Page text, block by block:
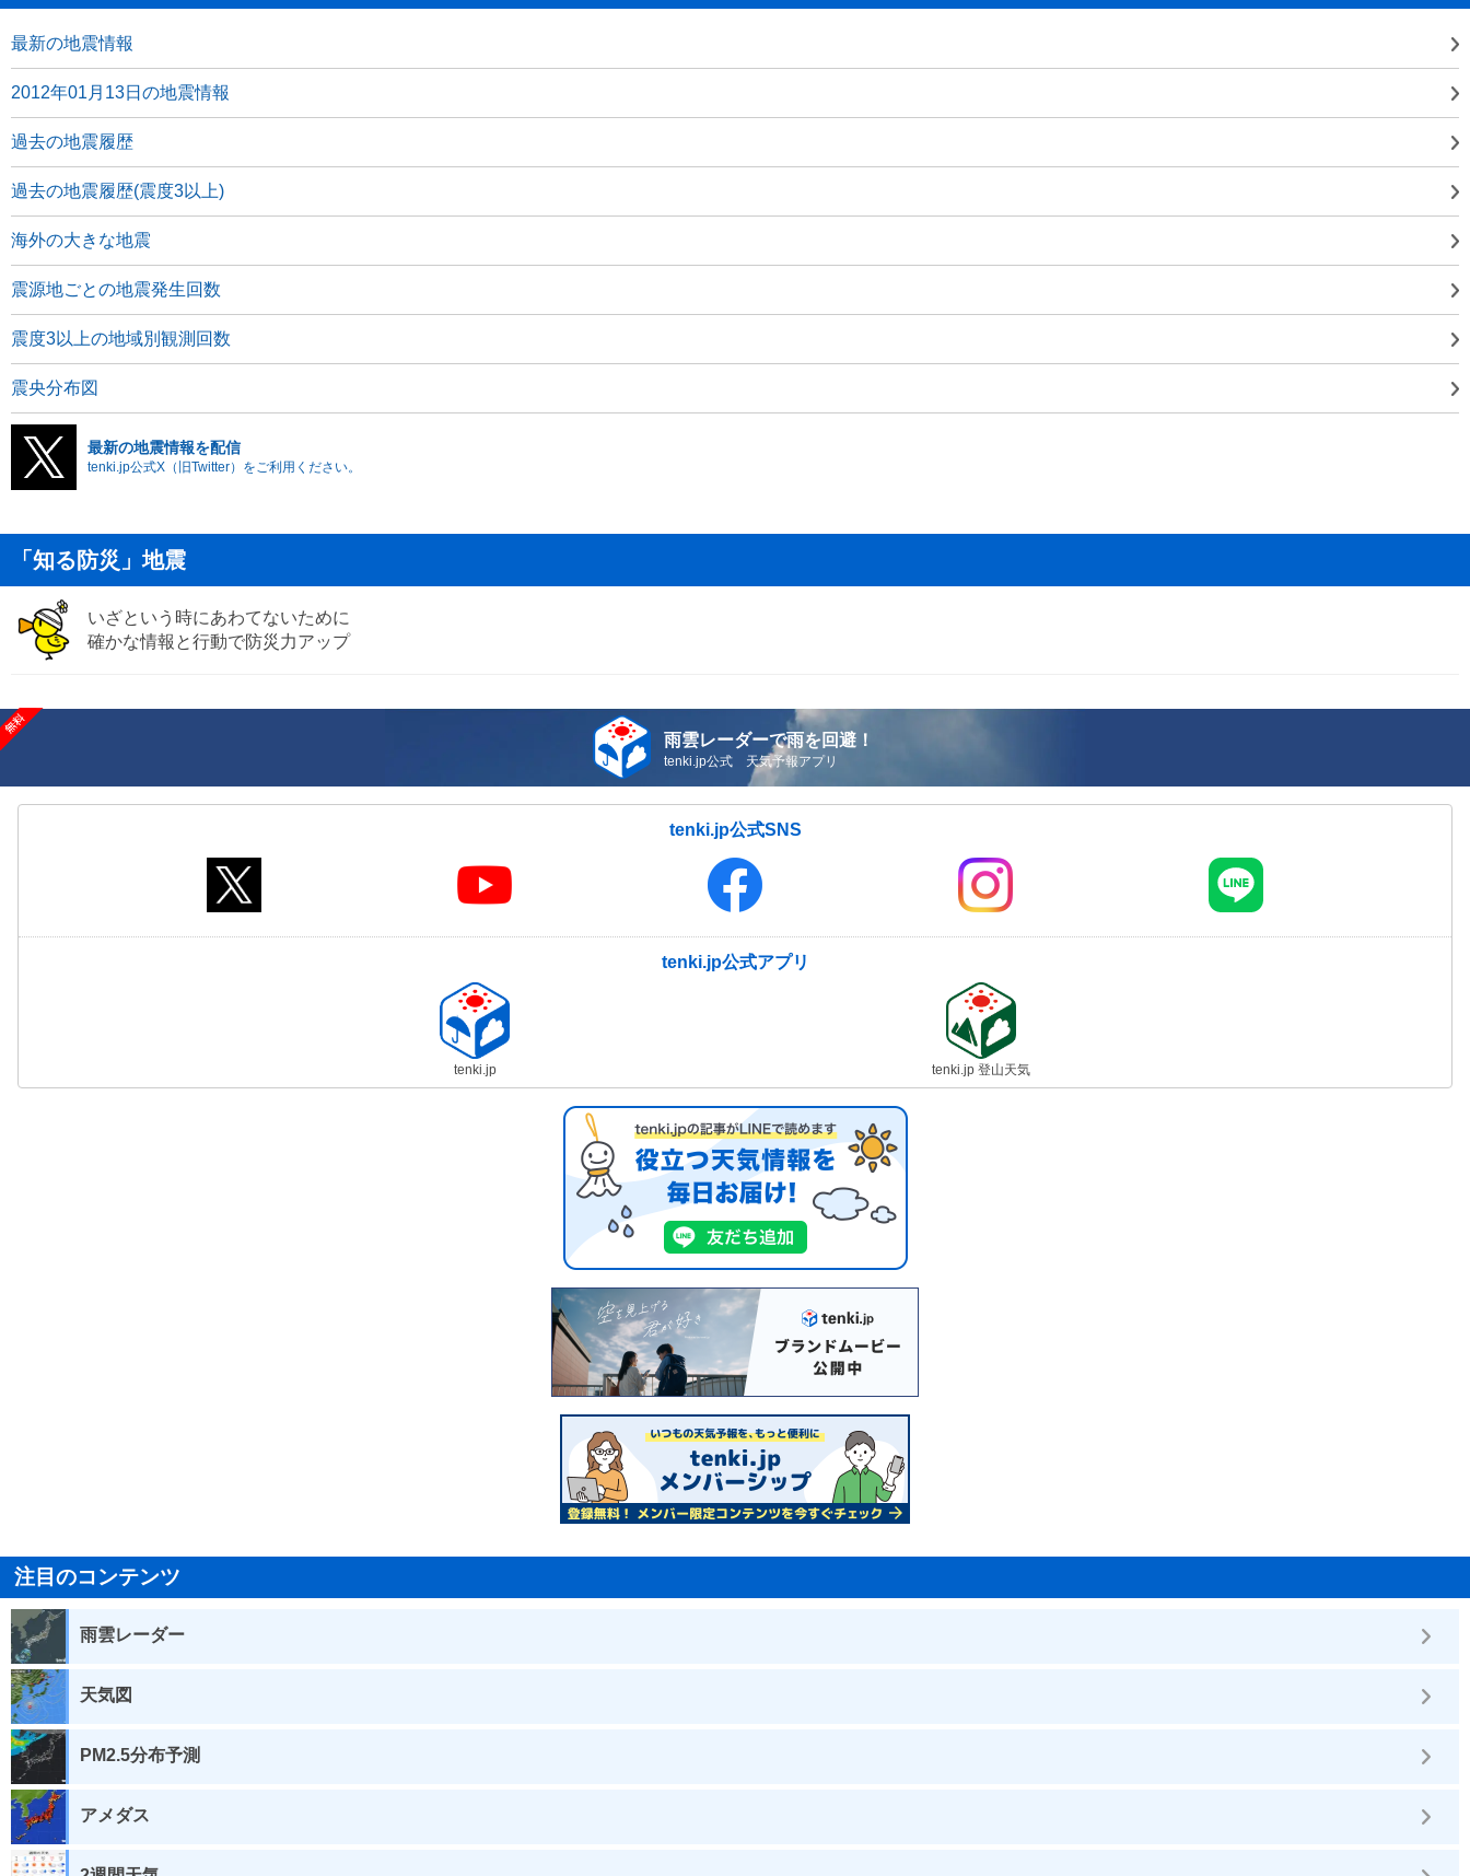
最新の地震情報
2012年01月13日の地震情報
過去の地震履歴
過去の地震履歴(震度3以上)
海外の大きな地震
震源地ごとの地震発生回数
震度3以上の地域別観測回数
震央分布図
最新の地震情報を配信
tenki.jp公式X（旧Twitter）をご利用ください。
「知る防災」地震
いざという時にあわてないために
確かな情報と行動で防災力アップ
雨雲レーダーで雨を回避！
tenki.jp公式 天気予報アプリ
tenki.jp公式SNS
tenki.jp公式アプリ
tenki.jp tenki.jp 登山天気
注目のコンテンツ
雨雲レーダー
天気図
PM2.5分布予測
アメダス